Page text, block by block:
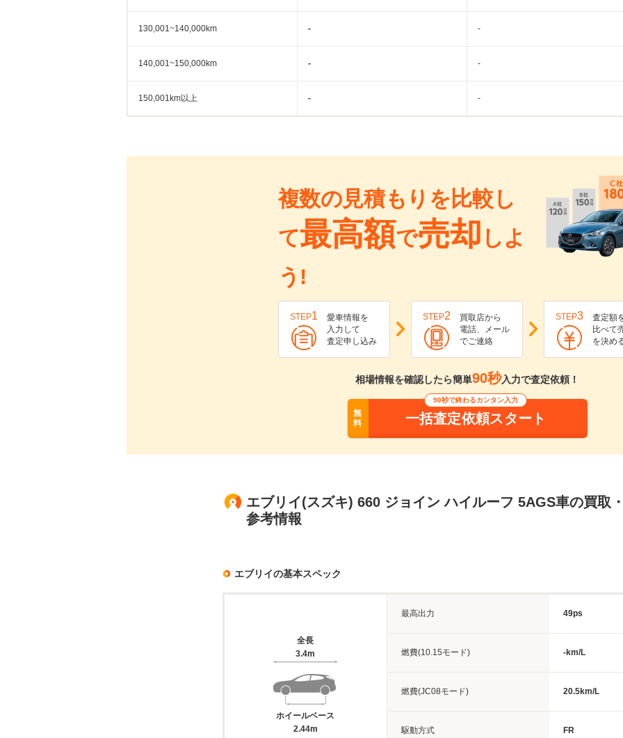
130,001~140,000km - -
140,001~150,000km - -
150,001km以上 - -
複数の見積もりを比較し
て最高額で売却 しよ
う!
STEP1
愛車情報を
入力して
査定申し込み
STEP2
買取店から
電話、メール
でご連絡
STEP3
査定額
比べて
を決め
相場情報を確認したら簡単90秒入力で査定依頼！
無
料
90秒で終わるカンタン入力
一括査定依頼スタート
エブリイ(スズキ) 660 ジョイン ハイルーフ 5AGS車の買取
参考情報
エブリイの基本スペック
全長
3.4m
ホイールベース
2.44m
最高出力 49ps
燃費(10.15モード) -km/L
燃費(JC08モード) 20.5km/L
駆動方式 FR